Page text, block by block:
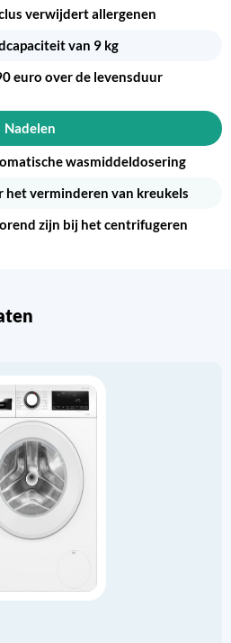
verwijdert allergenen
van 9 kg
euro over de levensduur
Nadelen
wasmiddeldosering
het verminderen van kreukels
zijn bij het centrifugeren